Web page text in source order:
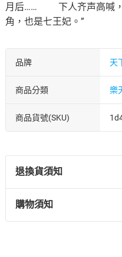
月后…… 下人齐声高喊，“
角，也是七王妃。”
品牌 天
商品分類 樂
商品貨號(SKU)
退換貨須知
退換貨規定：
(一)依消費者保護法
購物須知